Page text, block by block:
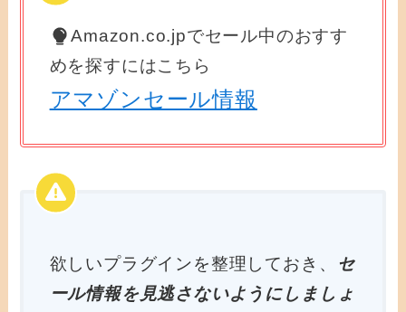
Amazon.co.jpでセール中のおすす
めを探すにはこちら
アマゾンセール情報
欲しいプラグインを整理しておき、
セ
ール情報を見逃さないようにしましょ